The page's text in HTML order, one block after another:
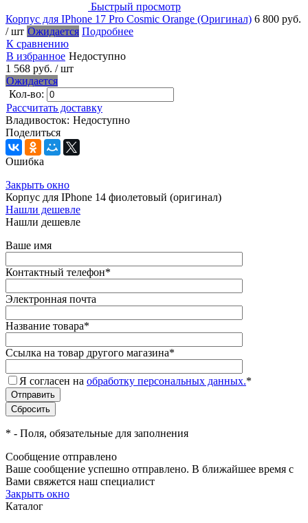
Быстрый просмотр
Корпус для IPhone 17 Pro Cosmic Orange (Оригинал) 6 800 руб.
/ шт Ожидается Подробнее
К сравнению
В избранное Недоступно
1 568 руб. / шт
Ожидается
Кол-во:
Рассчитать доставку
Владивосток: Недоступно
Поделиться
Ошибка
Закрыть окно
Корпус для IPhone 14 фиолетовый (оригинал)
Нашли дешевле
Нашли дешевле
Ваше имя
Контактный телефон*
Электронная почта
Название товара*
Ссылка на товар другого магазина*
Я согласен на обработку персональных данных.*
* - Поля, обязательные для заполнения
Сообщение отправлено
Ваше сообщение успешно отправлено. В ближайшее время с
Вами свяжется наш специалист
Закрыть окно
Каталог